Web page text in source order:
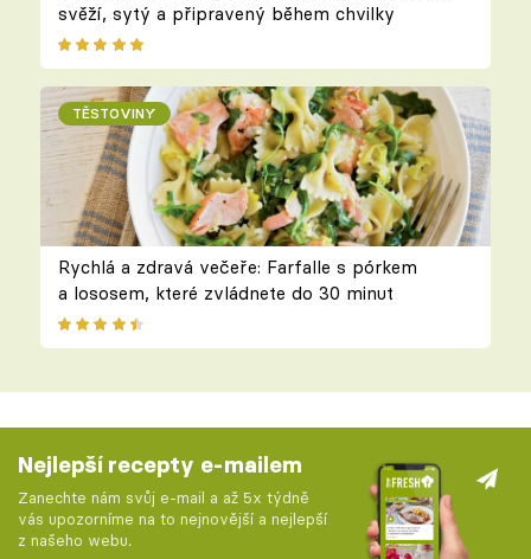
svěží, sytý a připravený během chvilky
TĚSTOVINY
Rychlá a zdravá večeře: Farfalle s pórkem
a lososem, které zvládnete do 30 minut
Nejlepší recepty e-mailem
Zanechte nám svůj e-mail a až 5x týdně
vás upozorníme na to nejnovější a nejlepší
z našeho webu.